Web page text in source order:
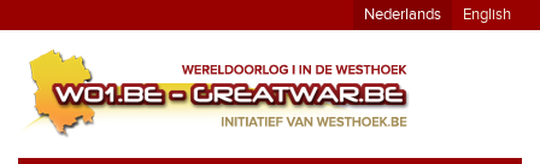
Nederlands English